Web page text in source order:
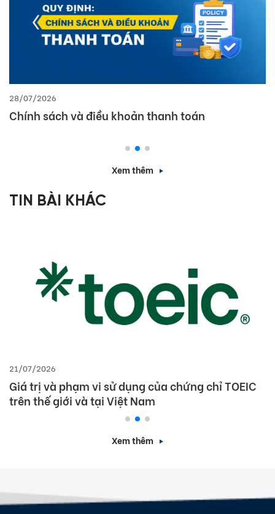
28/07/2026
Chính sách và điều khoản thanh toán
Xem thêm
TIN BÀI KHÁC
21/07/2026
Giá trị và phạm vi sử dụng của chứng chỉ TOEIC
trên thế giới và tại Việt Nam
Xem thêm